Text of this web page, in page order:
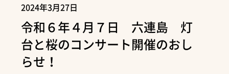
2024年3月27日
令和６年４月７日 六連島 灯
台と桜のコンサート開催のおし
らせ！